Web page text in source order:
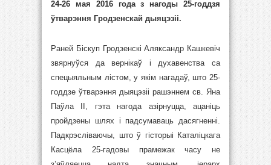
24-26 мая 2016 года з нагоды 25-годдзя
ўтварэння Гродзенскай дыяцэзіі.
Раней Біскуп Гродзенскі Аляксандр Кашкевіч
звярнуўся да вернікаў і духавенства са
спецыяльным лістом, у якім нагадаў, што 25-
годдзе ўтварэння дыяцэзіі рашэннем св. Яна
Паўла ІІ, гэта нагода азірнуцца, ацаніць
пройдзены шлях і падсумаваць дасягненні.
Падкрэсліваючы, што ў гісторыі Каталіцкага
Касцёла 25-гадовы прамежак часу не